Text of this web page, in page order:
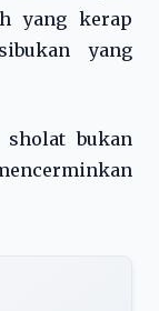
yang kerap
yang
sholat bukan